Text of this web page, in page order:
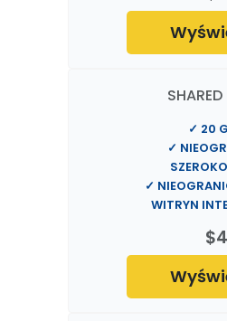
✓ 20
✓
✓
WITRYN